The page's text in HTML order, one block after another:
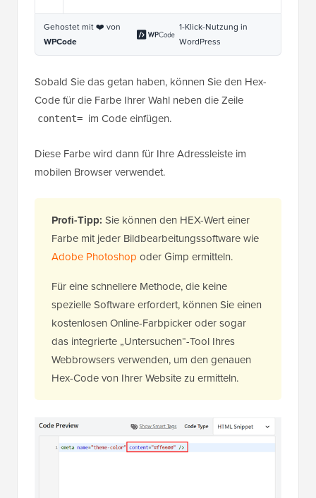
Gehostet mit ❤️ von
WPCode
1-Klick-Nutzung in
WordPress
Sobald Sie das getan haben, können Sie den Hex-
Code für die Farbe Ihrer Wahl neben die Zeile
content= im Code einfügen.
Diese Farbe wird dann für Ihre Adressleiste im
mobilen Browser verwendet.
Profi-Tipp: Sie können den HEX-Wert einer
Farbe mit jeder Bildbearbeitungssoftware wie
Adobe Photoshop oder Gimp ermitteln.
Für eine schnellere Methode, die keine
spezielle Software erfordert, können Sie einen
kostenlosen Online-Farbpicker oder sogar
das integrierte „Untersuchen“-Tool Ihres
Webbrowsers verwenden, um den genauen
Hex-Code von Ihrer Website zu ermitteln.